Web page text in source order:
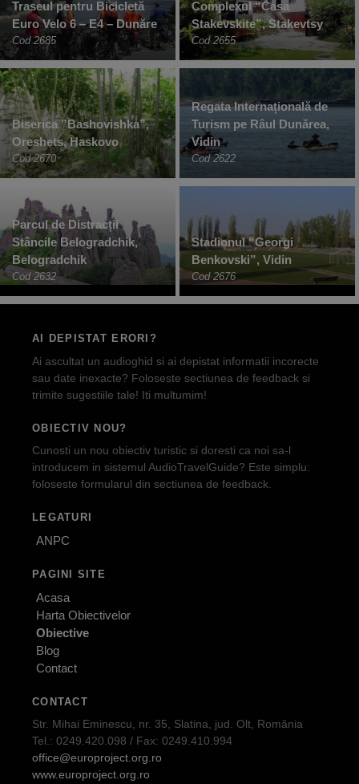
Traseul pentru Bicicletă
Euro Velo 6 – E4 – Dunăre
Cod 2685
Complexul “Casa
Stakevskite”, Stakevtsy
Cod 2655
Biserica ”Bashovishka”,
Oreshets, Haskovo
Cod 2670
Regata Internațională de
Turism pe Râul Dunărea,
Vidin
Cod 2622
Parcul de Distracții
Stâncile Belogradchik,
Belogradchik
Cod 2632
Stadionul “Georgi
Benkovski”, Vidin
Cod 2676
AI DEPISTAT ERORI?
Ai ascultat un audioghid si ai depistat informatii incorecte
sau date inexacte? Foloseste sectiunea de feedback si
trimite sugestiile tale! Iti multumim!
OBIECTIV NOU?
Cunosti un nou obiectiv turistic si doresti ca noi sa-l
introducem in sistemul AudioTravelGuide? Este simplu:
foloseste formularul din sectiunea de feedback.
LEGATURI
ANPC
PAGINI SITE
Acasa
Harta Obiectivelor
Obiective
Blog
Contact
CONTACT
Str. Mihai Eminescu, nr. 35, Slatina, jud. Olt, România
Tel.: 0249.420.098 / Fax: 0249.410.994
office@europroject.org.ro
www.europroject.org.ro